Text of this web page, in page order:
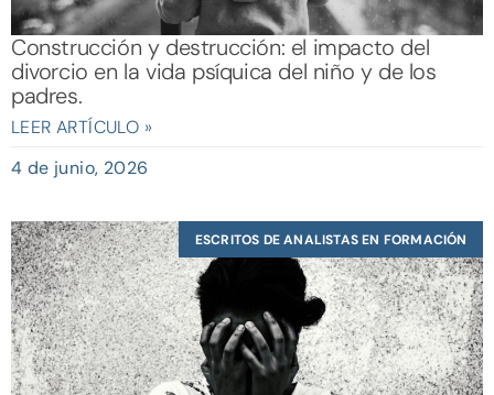
Construcción y destrucción: el impacto del
divorcio en la vida psíquica del niño y de los
padres.
LEER ARTÍCULO »
4 de junio, 2026
ESCRITOS DE ANALISTAS EN FORMACIÓN